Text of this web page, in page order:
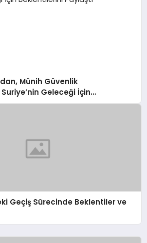
Münih Güvenlik
Geleceği İçin
Geçiş Sürecinde Beklentiler ve